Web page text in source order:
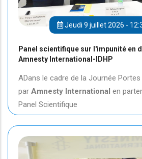
Jeudi 9 juillet 2026 -
Panel scientifique sur l'impunité en
Amnesty International-IDHP
ADans le cadre de la Journée
par Amnesty International en
Panel Scientifique